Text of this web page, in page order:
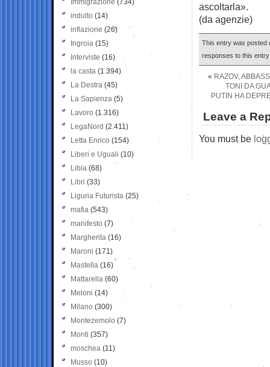
ascoltarla».
(da agenzie)
This entry was posted
responses to this
« RAZOV,
TONI DA
PUTIN HA
Leave a
You must be
Immigrazione (734)
indulto (14)
inflazione (26)
Ingroia (15)
Interviste (16)
la casta (1.394)
La Destra (45)
La Sapienza (5)
Lavoro (1.316)
LegaNord (2.411)
Letta Enrico (154)
Liberi e Uguali (10)
Libia (68)
Libri (33)
Liguria Futurista (25)
mafia (543)
manifesto (7)
Margherita (16)
Maroni (171)
Mastella (16)
Mattarella (60)
Meloni (14)
Milano (300)
Montezemolo (7)
Monti (357)
moschea (11)
Musso (10)